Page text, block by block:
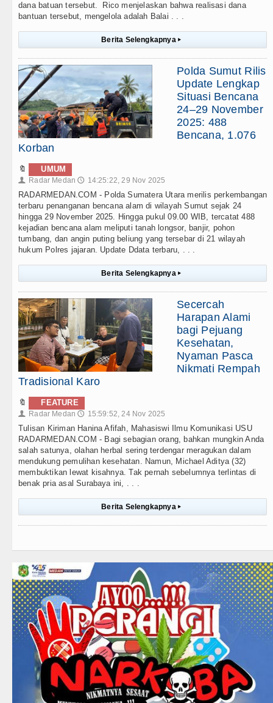
dana batuan tersebut. Rico menjelaskan bahwa realisasi dana
bantuan tersebut, mengelola adalah Balai . . .
Berita Selengkapnya ▸
Polda Sumut Rilis
Update Lengkap
Situasi Bencana
24–29 November
2025: 488
Bencana, 1.076
Korban
🔖 UMUM
👤 Radar Medan 🕔 14:25:22, 29 Nov 2025
RADARMEDAN.COM - Polda Sumatera Utara merilis perkembangan
terbaru penanganan bencana alam di wilayah Sumut sejak 24
hingga 29 November 2025. Hingga pukul 09.00 WIB, tercatat 488
kejadian bencana alam meliputi tanah longsor, banjir, pohon
tumbang, dan angin puting beliung yang tersebar di 21 wilayah
hukum Polres jajaran. Update Ddata terbaru, . . .
Berita Selengkapnya ▸
Secercah
Harapan Alami
bagi Pejuang
Kesehatan,
Nyaman Pasca
Nikmati Rempah
Tradisional Karo
🔖 FEATURE
👤 Radar Medan 🕔 15:59:52, 24 Nov 2025
Tulisan Kiriman Hanina Afifah, Mahasiswi Ilmu Komunikasi USU
RADARMEDAN.COM - Bagi sebagian orang, bahkan mungkin Anda
salah satunya, olahan herbal sering terdengar meragukan dalam
mendukung pemulihan kesehatan. Namun, Michael Aditya (32)
membuktikan lewat kisahnya. Tak pernah sebelumnya terlintas di
benak pria asal Surabaya ini, . . .
Berita Selengkapnya ▸